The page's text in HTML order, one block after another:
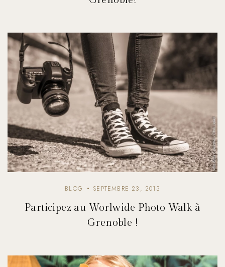
BLOG SEPTEMBRE 23, 2013
Participez au Worlwide Photo Walk à
Grenoble !